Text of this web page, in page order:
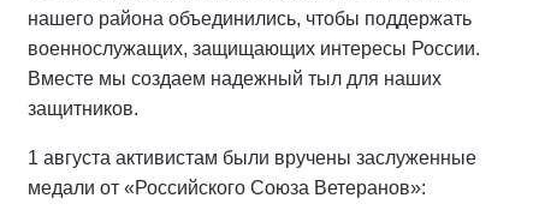
нашего района объединились, чтобы поддержать
военнослужащих, защищающих интересы России.
Вместе мы создаем надежный тыл для наших
защитников.
1 августа активистам были вручены заслуженные
медали от «Российского Союза Ветеранов»: